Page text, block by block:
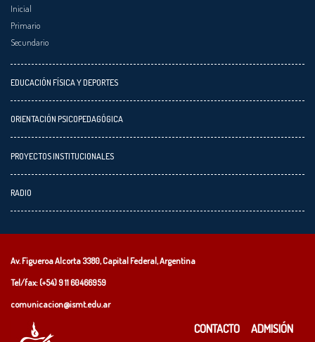
Inicial
Primario
Secundario
EDUCACIÓN FÍSICA Y DEPORTES
ORIENTACIÓN PSICOPEDAGÓGICA
PROYECTOS INSTITUCIONALES
RADIO
Av. Figueroa Alcorta 3380, Capital Federal, Argentina
Tel/fax: (+54)9 11 60466959
comunicacion@ismt.edu.ar
CONTACTO ADMISIÓN